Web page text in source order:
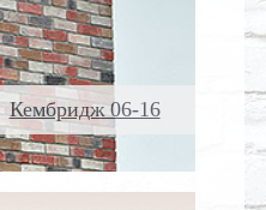
Кембридж 06-16